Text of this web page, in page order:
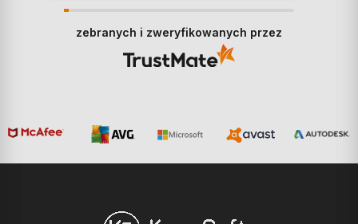
zebranych i zweryfikowanych przez